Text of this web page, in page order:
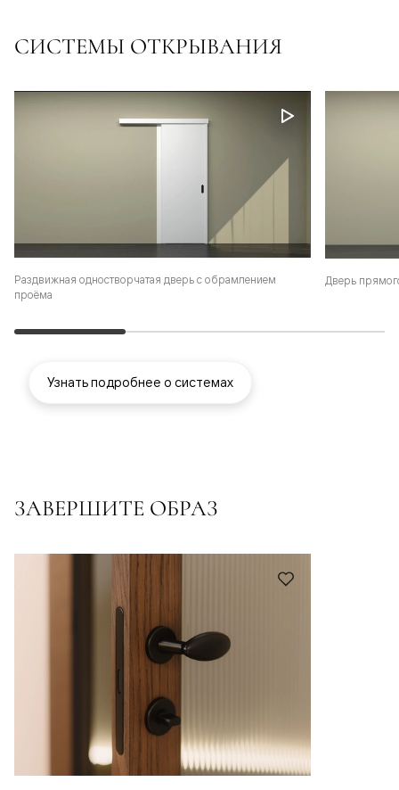
СИСТЕМЫ ОТКРЫВАНИЯ
Раздвижная одностворчатая дверь с обрамлением
проёма
Дверь
Узнать подробнее о системах
ЗАВЕРШИТЕ ОБРАЗ